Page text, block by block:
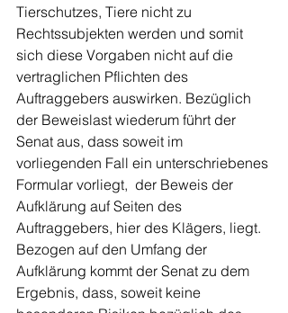
Tierschutzes, Tiere nicht zu
Rechtssubjekten werden und somit
sich diese Vorgaben nicht auf die
vertraglichen Pflichten des
Auftraggebers auswirken. Bezüglich
der Beweislast wiederum führt der
Senat aus, dass soweit im
vorliegenden Fall ein unterschriebenes
Formular vorliegt,  der Beweis der
Aufklärung auf Seiten des
Auftraggebers, hier des Klägers, liegt.
Bezogen auf den Umfang der
Aufklärung kommt der Senat zu dem
Ergebnis, dass, soweit keine